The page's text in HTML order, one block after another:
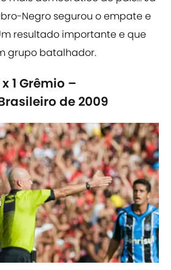
Negro segurou o empate e
resultado importante e que
grupo batalhador.
1 Grêmio –
de 2009